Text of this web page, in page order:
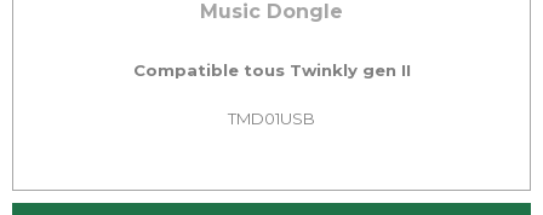
Music Dongle
Compatible tous Twinkly gen II
TMD01USB